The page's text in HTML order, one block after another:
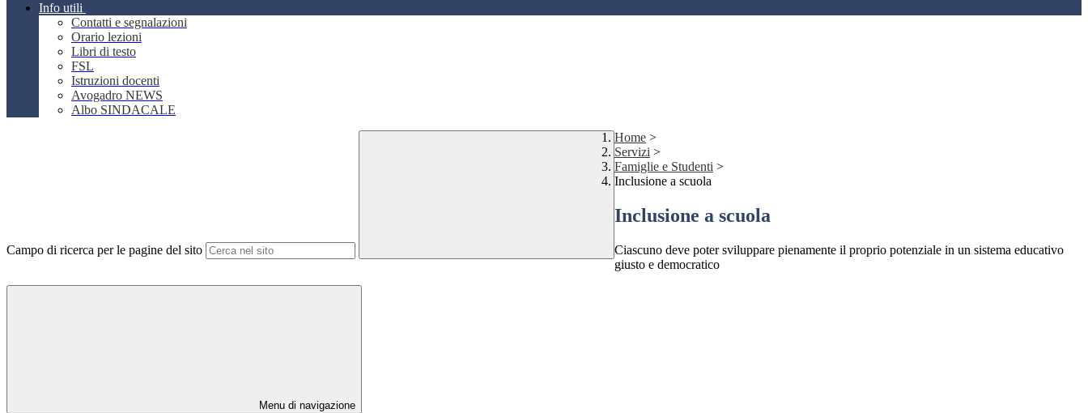
Info utili
Contatti e segnalazioni
Orario lezioni
Libri di testo
FSL
Istruzioni docenti
Avogadro NEWS
Albo SINDACALE
Campo di ricerca per le pagine del sito
Home >
Servizi >
Famiglie e Studenti >
Inclusione a scuola
Inclusione a scuola
Ciascuno deve poter sviluppare pienamente il proprio potenziale in un sistema educativo
giusto e democratico
Menu di navigazione